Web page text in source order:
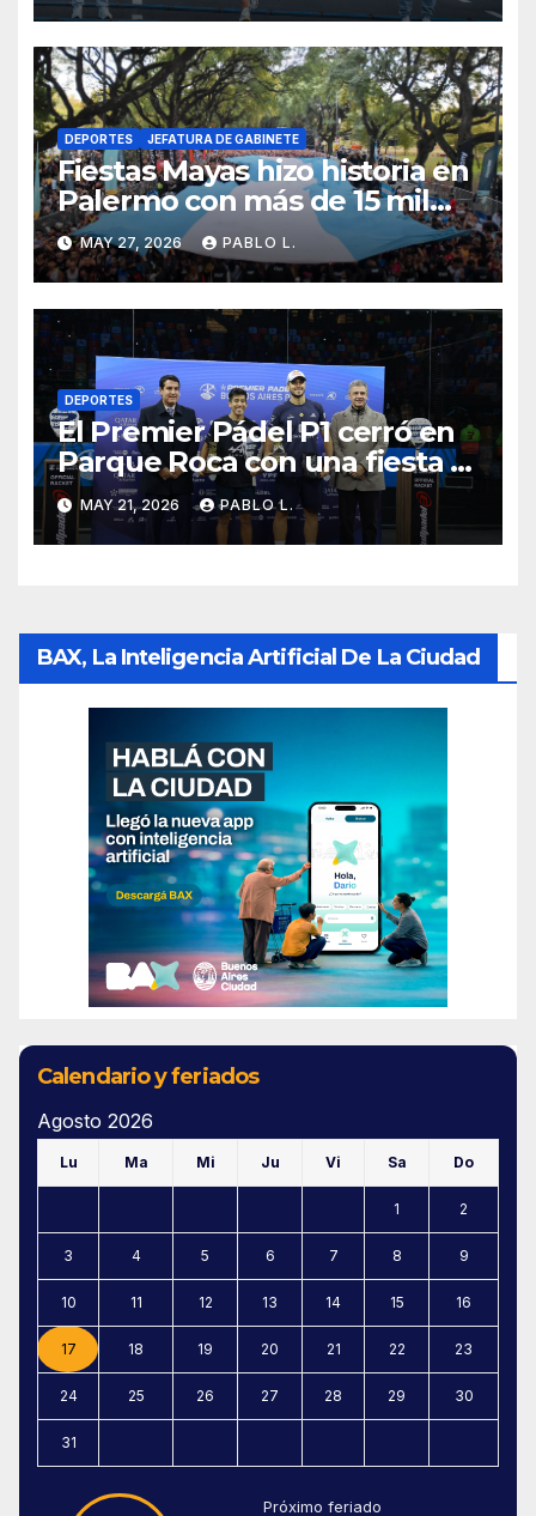
DEPORTES JEFATURA DE GABINETE
Fiestas Mayas hizo historia en
Palermo con más de 15 mil
corredores
MAY 27, 2026 PABLO L.
DEPORTES
El Premier Pádel P1 cerró en
Parque Roca con una fiesta y
récord mundial de
espectadores
MAY 21, 2026 PABLO L.
BAX, La Inteligencia Artificial De La Ciudad
Calendario y feriados
Agosto 2026
Lu Ma Mi Ju Vi Sa Do
1 2
3 4 5 6 7 8 9
10 11 12 13 14 15 16
17 18 19 20 21 22 23
24 25 26 27 28 29 30
31
Próximo feriado